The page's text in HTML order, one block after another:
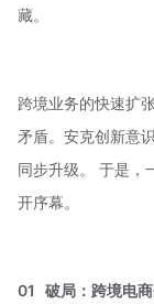
藏。
跨境业务的快速扩
矛盾。安克创新意
同步升级。 于是，
开序幕。
01 破局：跨境电